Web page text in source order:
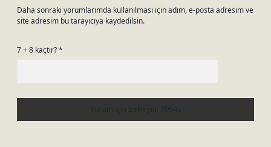
Daha sonraki yorumlarımda kullanılması için adım, e-posta adresim ve
site adresim bu tarayıcıya kaydedilsin.
7 + 8 kaçtır?*